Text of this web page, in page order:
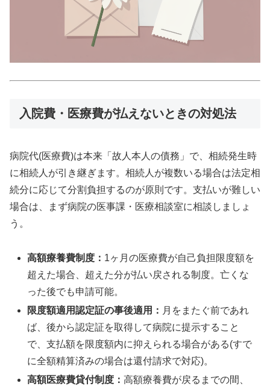
入院費・医療費が払えないときの対処法
病院代(医療費)は本来「故人本人の債務」で、相続発生時
に相続人が引き継ぎます。相続人が複数いる場合は法定相
続分に応じて分割負担するのが原則です。支払いが難しい
場合は、まず病院の医事課・医療相談室に相談しましょ
う。
高額療養費制度： 1ヶ月の医療費が自己負担限度額を
超えた場合、超えた分が払い戻される制度。亡くな
った後でも申請可能。
限度額適用認定証の事後適用： 月をまたぐ前であれ
ば、後から認定証を取得して病院に提示すること
で、支払額を限度額内に抑えられる場合がある(すで
に全額精算済みの場合は還付請求で対応)。
高額医療費貸付制度：高額療養費が戻るまでの間、